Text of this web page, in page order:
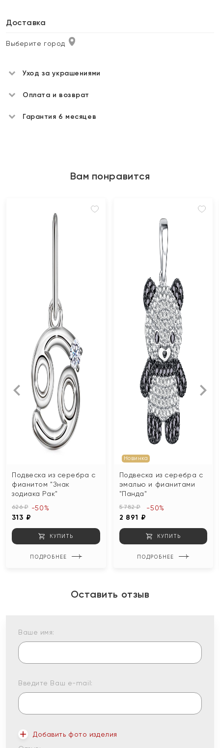
Доставка
Выберите город
Уход за украшениями
Оплата и возврат
Гарантия 6 месяцев
Вам понравится
Подвеска из серебра с
фианитом "Знак
зодиака Рак"
626 ₽
313 ₽
-50%
КУПИТЬ
ПОДРОБНЕЕ
Новинка
Подвеска из серебра с
эмалью и фианитами
"Панда"
5 782 ₽
2 891 ₽
-50%
КУПИТЬ
ПОДРОБНЕЕ
Оставить отзыв
Ваше имя:
Введите Ваш e-mail:
Добавить фото изделия